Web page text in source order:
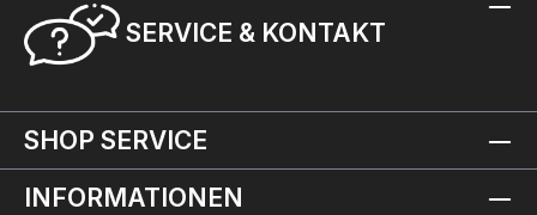
SERVICE & KONTAKT
SHOP SERVICE
INFORMATIONEN